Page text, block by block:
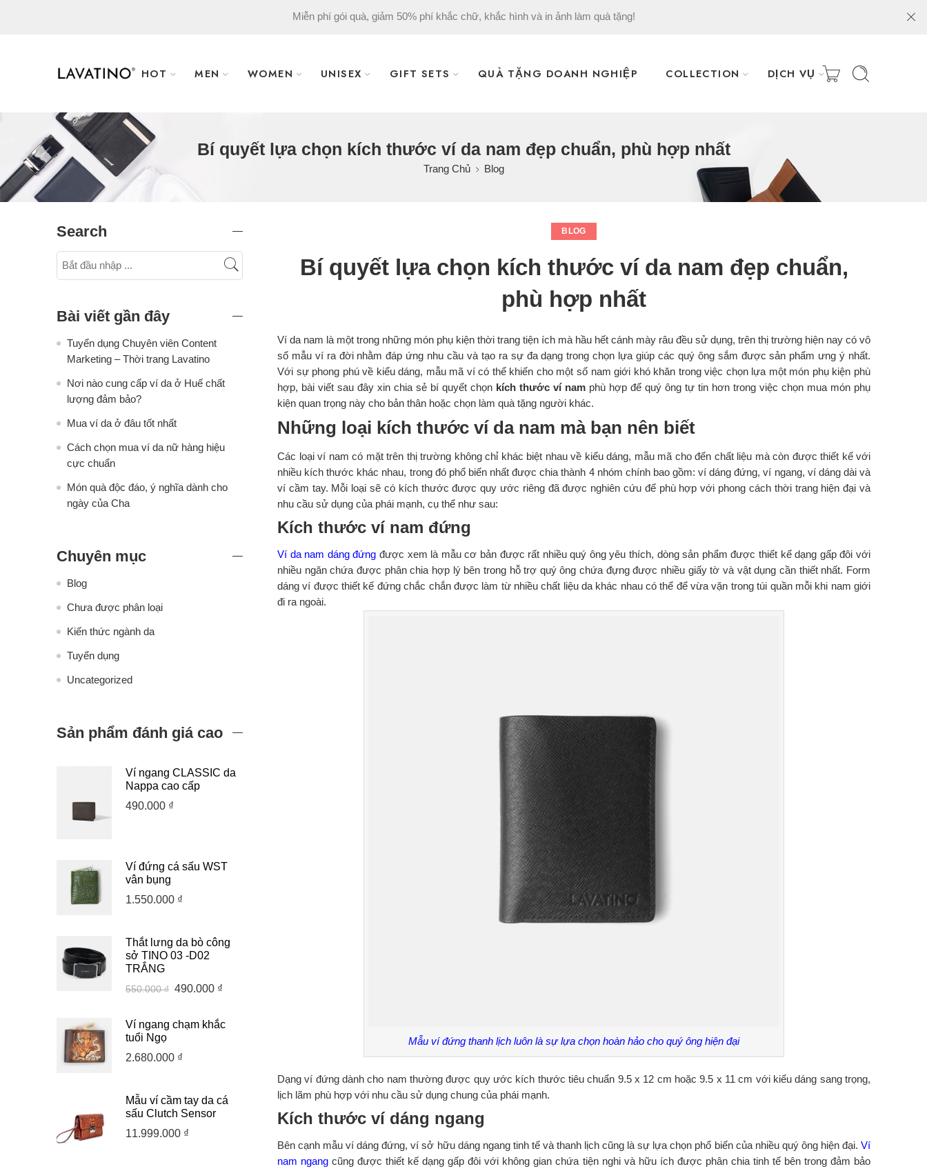
Miễn phí gói quà, giảm 50% phí khắc chữ, khắc hình và in ảnh làm quà tặng!
HOT MEN WOMEN UNISEX GIFT SETS QUÀ TẶNG DOANH NGHIỆP COLLECTION DỊCH VỤ
Bí quyết lựa chọn kích thước ví da nam đẹp chuẩn, phù hợp nhất
Trang Chủ Blog
BLOG
Bí quyết lựa chọn kích thước ví da nam đẹp chuẩn,
phù hợp nhất
Ví da nam là một trong những món phụ kiện thời trang tiện ích mà hầu hết cánh mày râu đều sử dụng, trên thị trường hiện nay có vô
số mẫu ví ra đời nhằm đáp ứng nhu cầu và tạo ra sự đa dạng trong chọn lựa giúp các quý ông sắm được sản phẩm ưng ý nhất.
Với sự phong phú về kiểu dáng, mẫu mã ví có thể khiến cho một số nam giới khó khăn trong việc chọn lựa một món phụ kiện phù
hợp, bài viết sau đây xin chia sẻ bí quyết chọn kích thước ví nam phù hợp để quý ông tự tin hơn trong việc chọn mua món phụ
kiện quan trọng này cho bản thân hoặc chọn làm quà tặng người khác.
Những loại kích thước ví da nam mà bạn nên biết
Các loại ví nam có mặt trên thị trường không chỉ khác biệt nhau về kiểu dáng, mẫu mã cho đến chất liệu mà còn được thiết kế với
nhiều kích thước khác nhau, trong đó phổ biến nhất được chia thành 4 nhóm chính bao gồm: ví dáng đứng, ví ngang, ví dáng dài và
ví cầm tay. Mỗi loại sẽ có kích thước được quy ước riêng đã được nghiên cứu để phù hợp với phong cách thời trang hiện đại và
nhu cầu sử dụng của phái mạnh, cụ thể như sau:
Kích thước ví nam đứng
Ví da nam dáng đứng được xem là mẫu cơ bản được rất nhiều quý ông yêu thích, dòng sản phẩm được thiết kế dạng gấp đôi với
nhiều ngăn chứa được phân chia hợp lý bên trong hỗ trợ quý ông chứa đựng được nhiều giấy tờ và vật dụng cần thiết nhất. Form
dáng ví được thiết kế đứng chắc chắn được làm từ nhiều chất liệu da khác nhau có thể để vừa vặn trong túi quần mỗi khi nam giới
đi ra ngoài.
Mẫu ví đứng thanh lịch luôn là sự lựa chọn hoàn hảo cho quý ông hiện đại
Dạng ví đứng dành cho nam thường được quy ước kích thước tiêu chuẩn 9.5 x 12 cm hoặc 9.5 x 11 cm với kiểu dáng sang trọng,
lịch lãm phù hợp với nhu cầu sử dụng chung của phái mạnh.
Kích thước ví dáng ngang
Bên cạnh mẫu ví dáng đứng, ví sở hữu dáng ngang tinh tế và thanh lịch cũng là sự lựa chọn phổ biến của nhiều quý ông hiện đại. Ví
nam ngang cũng được thiết kế dạng gấp đôi với không gian chứa tiện nghi và hữu ích được phân chia tinh tế bên trong đảm bảo
Search
Bài viết gần đây
Tuyển dụng Chuyên viên Content
Marketing – Thời trang Lavatino
Nơi nào cung cấp ví da ở Huế chất
lượng đảm bảo?
Mua ví da ở đâu tốt nhất
Cách chọn mua ví da nữ hàng hiệu
cực chuẩn
Món quà độc đáo, ý nghĩa dành cho
ngày của Cha
Chuyên mục
Blog
Chưa được phân loại
Kiến thức ngành da
Tuyển dụng
Uncategorized
Sản phẩm đánh giá cao
Ví ngang CLASSIC da
Nappa cao cấp
490.000 ₫
Ví đứng cá sấu WST
vân bụng
1.550.000 ₫
Thắt lưng da bò công
sở TINO 03 -D02
TRẮNG
550.000₫ 490.000 ₫
Ví ngang chạm khắc
tuổi Ngọ
2.680.000 ₫
Mẫu ví cầm tay da cá
sấu Clutch Sensor
11.999.000 ₫